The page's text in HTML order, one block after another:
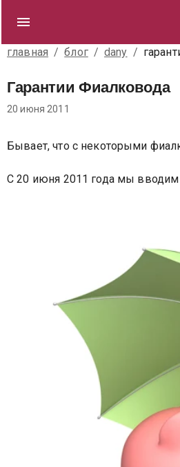
главная / блог / dany /
Гарантии Фиалковода
20 июня 2011
Бывает, что с некоторыми
С 20 июня 2011 года мы вводим